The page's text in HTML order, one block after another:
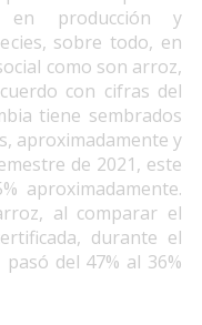
producción y
sobre todo, en
como son arroz,
con cifras del
tiene sembrados
aproximadamente y
de 2021, este
aproximadamente.
al comparar el
durante el
del 47% al 36%